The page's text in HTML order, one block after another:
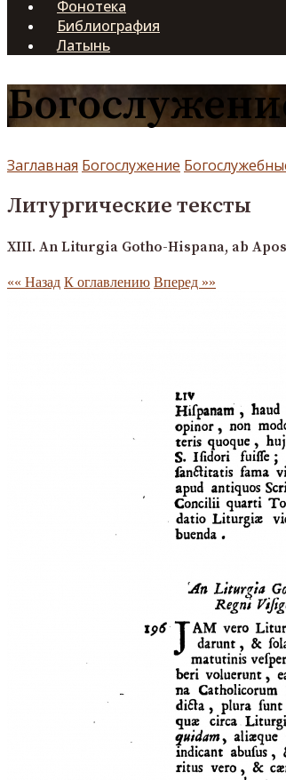
Фонотека
Библиография
Латынь
Заглавная Богослужение
Литургические тексты
XIII. An Liturgia Gotho-Hispana, ab
«« Назад К оглавлению Вперед »»